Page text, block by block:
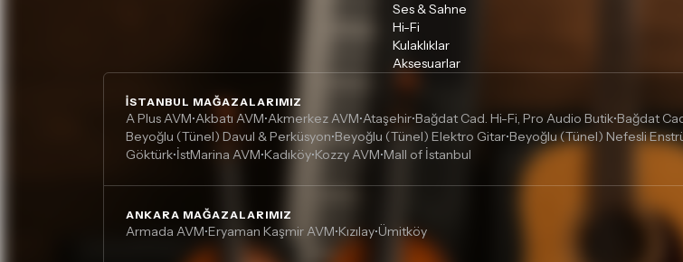
Ses & Sahne
Hi-Fi
Kulaklıklar
Aksesuarlar
İSTANBUL MAĞAZALARIMIZ
A Plus AVM•Akbatı AVM•Akmerkez AVM•Ataşehir•Bağdat Cad. Hi-Fi, Pro Audio Butik•Bağdat
Beyoğlu (Tünel) Davul & Perküsyon•Beyoğlu (Tünel) Elektro Gitar•Beyoğlu (Tünel) Nefesli
Göktürk•İstMarina AVM•Kadıköy•Kozzy AVM•Mall of İstanbul
ANKARA MAĞAZALARIMIZ
Armada AVM•Eryaman Kaşmir AVM•Kızılay•Ümitköy